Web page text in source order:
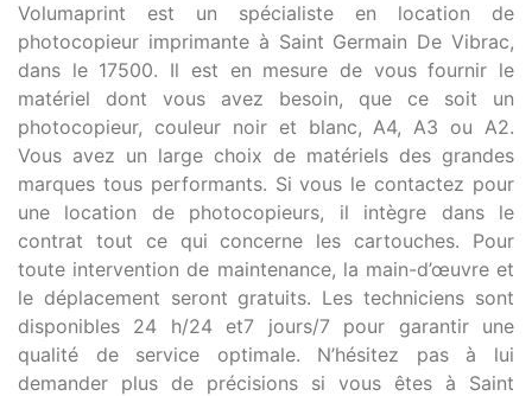
Volumaprint est un spécialiste en location de
photocopieur imprimante à Saint Germain De Vibrac,
dans le 17500. Il est en mesure de vous fournir le
matériel dont vous avez besoin, que ce soit un
photocopieur, couleur noir et blanc, A4, A3 ou A2.
Vous avez un large choix de matériels des grandes
marques tous performants. Si vous le contactez pour
une location de photocopieurs, il intègre dans le
contrat tout ce qui concerne les cartouches. Pour
toute intervention de maintenance, la main-d’œuvre et
le déplacement seront gratuits. Les techniciens sont
disponibles 24 h/24 et7 jours/7 pour garantir une
qualité de service optimale. N’hésitez pas à lui
demander plus de précisions si vous êtes à Saint